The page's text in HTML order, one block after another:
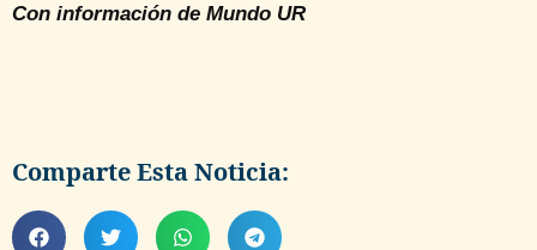
Con información de Mundo UR
Comparte Esta Noticia: